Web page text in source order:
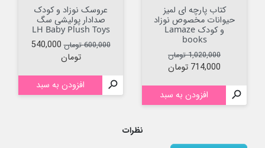
کتاب پارچه ای لمیز
حیوانات مخصوص نوزاد
و کودک Lamaze
books
قیمت عادی
1,020,000 تومان
قیمت
714,000 تومان
 افزودن به سبد
عروسک نوزاد و کودک
صدادار پولیشی سگ
LH Baby Plush Toys
قیمت عادی
600,000 تومان قیمت
540,000
تومان
 افزودن به سبد
نظرات